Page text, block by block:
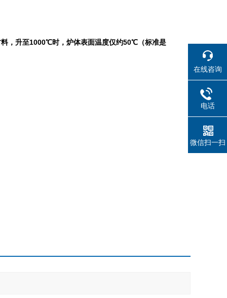
，升至1000℃时，炉体表面温度仅约50℃（标准是
在线咨询
电话
微信扫一扫